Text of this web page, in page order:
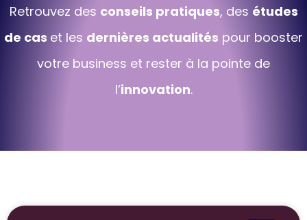
Retrouvez des conseils pratiques, des études
de cas et les dernières actualités pour booster
votre business et rester à la pointe de
l’innovation.